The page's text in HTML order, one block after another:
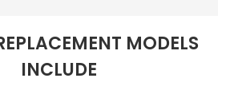
MODELS
INCLUDE